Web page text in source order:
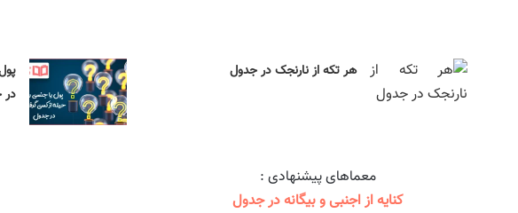
هر تکه از نارنجک در جدول
معماهای پیشنهادی :
کنایه از اجنبی و بیگانه در جدول